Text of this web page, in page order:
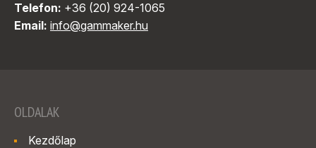
Telefon: +36 (20) 924-1065
Email: info@gammaker.hu
OLDALAK
Kezdőlap